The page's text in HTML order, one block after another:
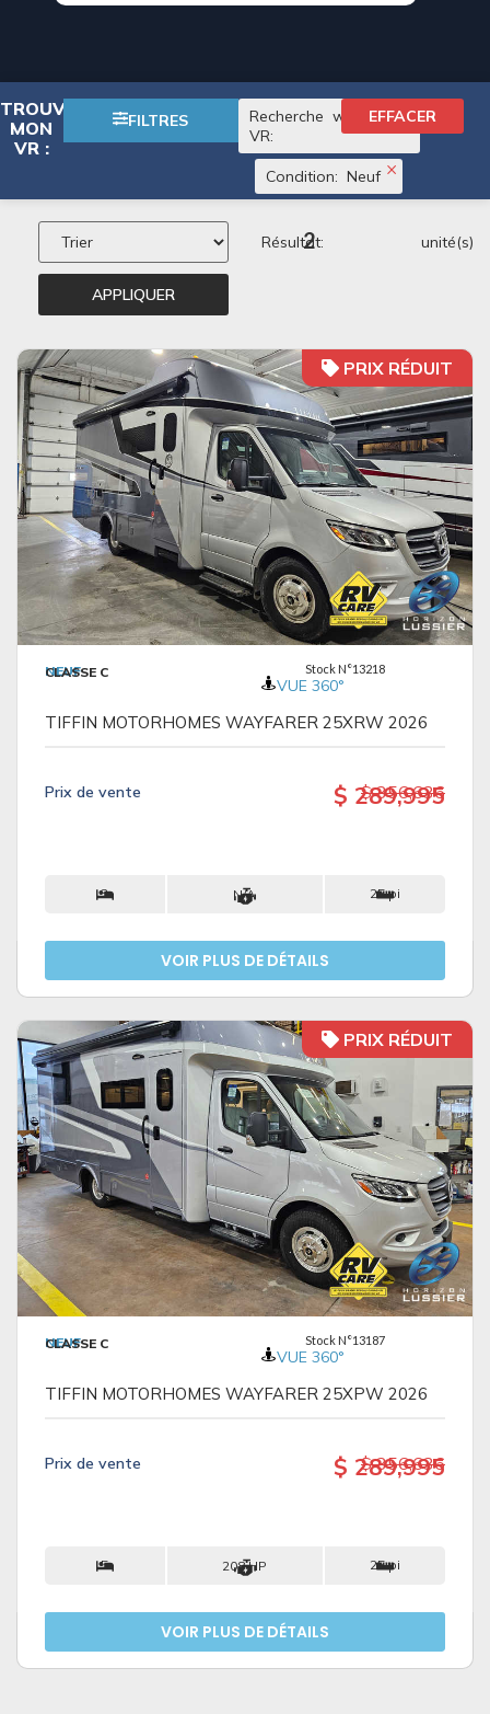
TROUVER
MON
VR :
FILTRES
Recherche
VR:
wayfarer ×
Condition: Neuf ×
EFFACER
APPLIQUER
Résultat:
2 unité(s)
PRIX RÉDUIT
VOIR LES DÉTAILS
NEUF
CLASSE C
VUE 360°
Stock N°13218
TIFFIN MOTORHOMES WAYFARER 25XRW 2026
Prix ​​de vente $ 356,636
$ 289,995
3 N/A 25 pi
VOIR PLUS DE DÉTAILS
PRIX RÉDUIT
VOIR LES DÉTAILS
NEUF
CLASSE C
VUE 360°
Stock N°13187
TIFFIN MOTORHOMES WAYFARER 25XPW 2026
Prix ​​de vente $ 356,636
$ 289,995
5 208 HP 25 pi
VOIR PLUS DE DÉTAILS